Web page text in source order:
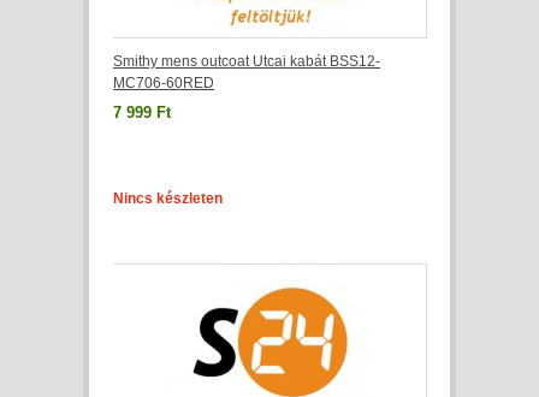
Smithy mens outcoat Utcai kabát BSS12-
MC706-60RED
7 999 Ft
Nincs készleten